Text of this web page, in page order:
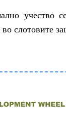
учество
слотовите